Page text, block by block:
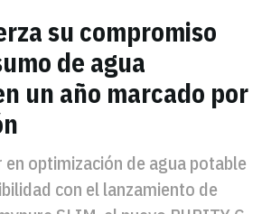
su compromiso
de agua
un año marcado por
optimización de agua potable
con el lanzamiento de